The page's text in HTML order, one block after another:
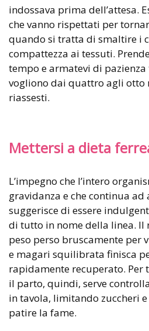
indossava prima dell’attesa.
che vanno rispettati per
quando si tratta di smaltire i
compattezza ai tessuti.
tempo e armatevi di pazienza
vogliono dai quattro agli otto
riassesti.
Mettersi a dieta
L’impegno che l’intero
gravidanza e che continua
suggerisce di essere
di tutto in nome della linea. Il
peso perso bruscamente per
e magari squilibrata finisca
rapidamente recuperato. Per
il parto, quindi, serve
in tavola, limitando zuccheri
patire la fame.